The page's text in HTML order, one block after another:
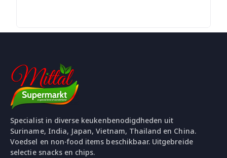
Specialist in diverse keukenbenodigdheden uit
Suriname, India, Japan, Vietnam, Thailand en China.
Voedsel en non-food items beschikbaar. Uitgebreide
selectie snacks en chips.